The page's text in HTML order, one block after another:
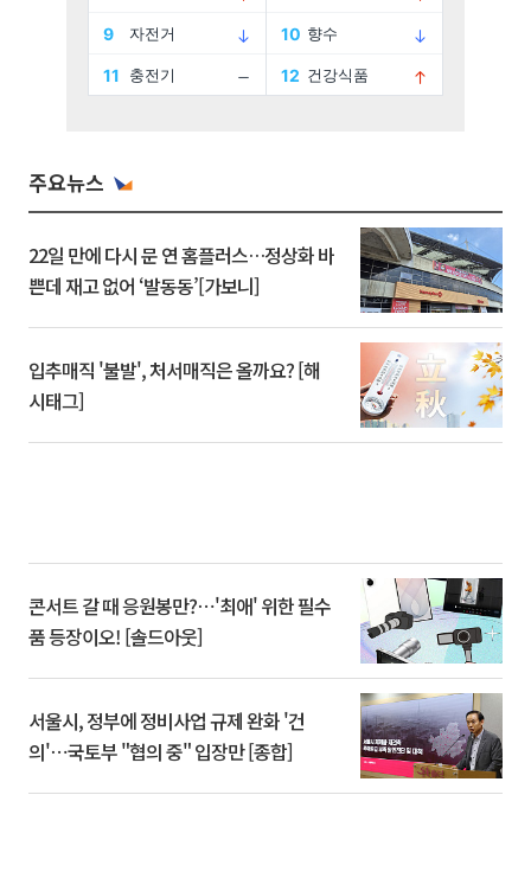
주요뉴스
22일 만에 다시 문 연 홈플러스…정상화 바
쁜데 재고 없어 ‘발동동’[가보니]
입추매직 '불발', 처서매직은 올까요? [해
시태그]
콘서트 갈 때 응원봉만?⋯'최애' 위한 필수
품 등장이오! [솔드아웃]
서울시, 정부에 정비사업 규제 완화 '건
의'⋯국토부 "협의 중" 입장만 [종합]